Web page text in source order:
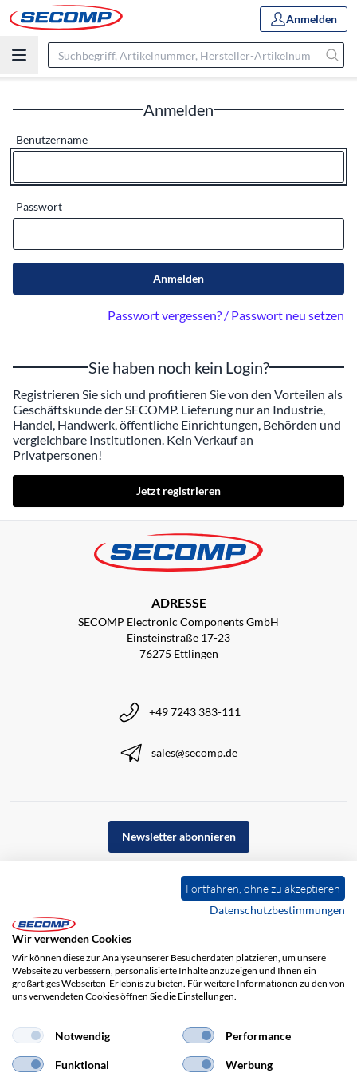
Anmelden
Anmelden
Benutzername
Passwort
Anmelden
Passwort vergessen? / Passwort neu setzen
Sie haben noch kein Login?
Registrieren Sie sich und profitieren Sie von den Vorteilen als
Geschäftskunde der SECOMP. Lieferung nur an Industrie,
Handel, Handwerk, öffentliche Einrichtungen, Behörden und
vergleichbare Institutionen. Kein Verkauf an
Privatpersonen!
Jetzt registrieren
ADRESSE
SECOMP Electronic Components GmbH
Einsteinstraße 17-23
76275 Ettlingen
+49 7243 383-111
sales@secomp.de
Newsletter abonnieren
Impressum Haftungsausschluss
Fortfahren, ohne zu akzeptieren
Datenschutzbestimmungen
Wir verwenden Cookies
Wir können diese zur Analyse unserer Besucherdaten platzieren, um unsere
Webseite zu verbessern, personalisierte Inhalte anzuzeigen und Ihnen ein
großartiges Webseiten-Erlebnis zu bieten. Für weitere Informationen zu den von
uns verwendeten Cookies öffnen Sie die Einstellungen.
Notwendig Performance
Funktional Werbung